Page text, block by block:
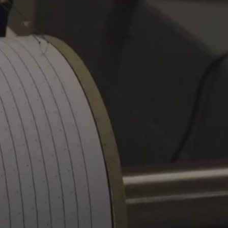
sesji.
sesji.
usługę Cookie-
pliki cookie. Jest
Script.com
dla ich
dotyczące
i
że ich
w przyszłych
zapewniając, że
a ich dane są
witrynę